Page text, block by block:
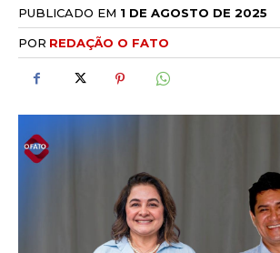
PUBLICADO EM 1 DE AGOSTO DE 2025
POR REDAÇÃO O FATO